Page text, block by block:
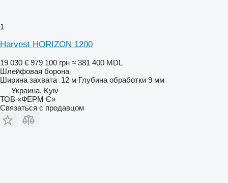
1
Harvest HORIZON 1200
19 030 € 979 100 грн ≈ 381 400 MDL
Шлейфовая борона
Ширина захвата 12 м Глубина обработки 9 мм
Украина, Kyiv
ТОВ «ФЕРМ Є»
Связаться с продавцом